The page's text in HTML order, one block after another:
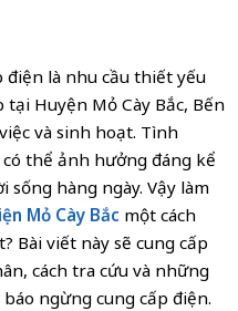
điện là nhu cầu thiết yếu
Huyện Mỏ Cày Bắc, Bến
và sinh hoạt. Tình
thể ảnh hưởng đáng kể
sống hàng ngày. Vậy làm
Mỏ Cày Bắc một cách
Bài viết này sẽ cung cấp
cách tra cứu và những
ngừng cung cấp điện.